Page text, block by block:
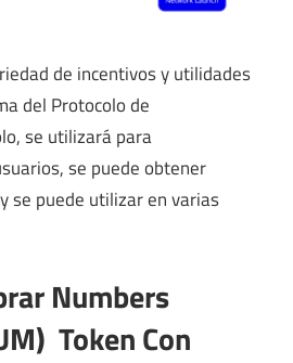
de incentivos y utilidades
del Protocolo de
se utilizará para
se puede obtener
se puede utilizar en varias
Numbers
Token Con